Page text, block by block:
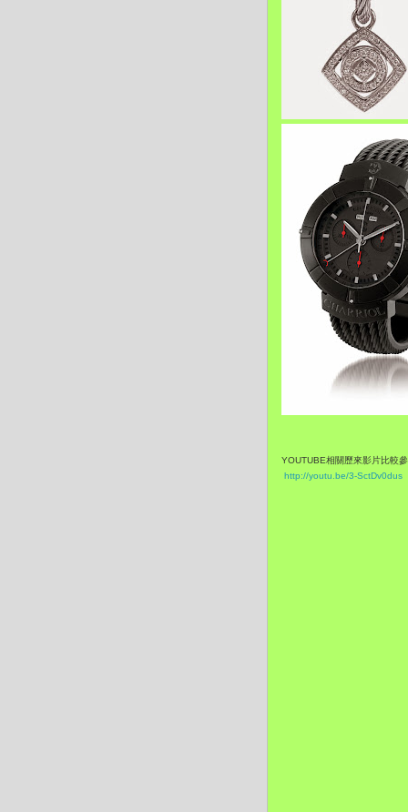
YOUTUBE相關歷來影片比較
http://youtu.be/3-SctDv0dus